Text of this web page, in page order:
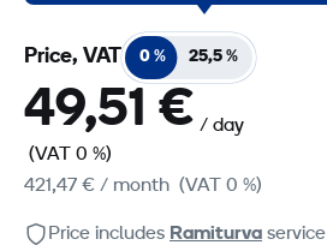
Price, VAT 0 % 25,5 %
49,51 € / day
(VAT 0 %)
421,47 € / month (VAT 0 %)
Price includes Ramiturva service